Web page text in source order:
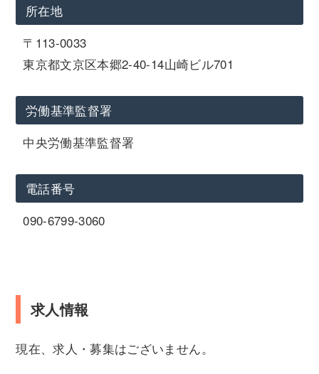
所在地
〒113-0033
東京都文京区本郷2-40-14山崎ビル701
労働基準監督署
中央労働基準監督署
電話番号
090-6799-3060
求人情報
現在、求人・募集はございません。